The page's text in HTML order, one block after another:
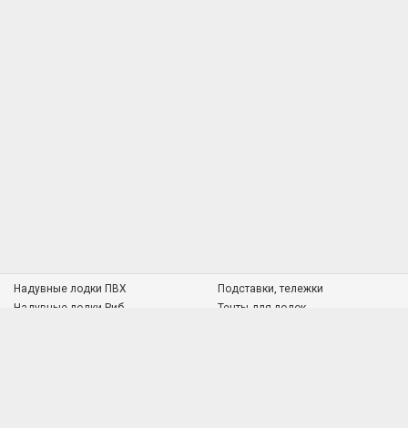
Надувные лодки ПВХ
Надувные лодки Риб
Подставки, тележки
Тенты для лодок